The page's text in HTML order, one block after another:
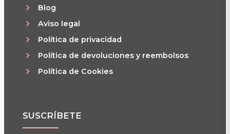
Blog
Aviso legal
Política de privacidad
Política de devoluciones y reembolsos
Política de Cookies
SUSCRÍBETE